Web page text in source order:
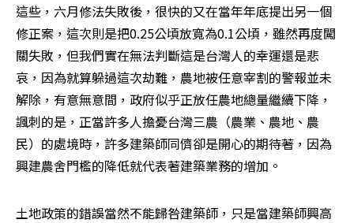
這些，六月修法失敗後，很快的又在當年年底提出另一個
修正案，這次則是把0.25公頃放寬為0.1公頃，雖然再度闖
關失敗，但我們實在無法判斷這是台灣人的幸運還是悲
哀，因為就算躲過這次劫難，農地被任意宰割的警報並未
解除，有意無意間，政府似乎正放任農地總量繼續下降，
諷刺的是，正當許多人擔憂台灣三農（農業、農地、農
民）的處境時，許多建築師同儕卻是開心的期待著，因為
興建農舍門檻的降低就代表著建築業務的增加。
土地政策的錯誤當然不能歸咎建築師，只是當建築師興高